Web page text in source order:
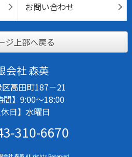
お問い合わせ
ジ上部へ戻る
会社 森英
高田町187－21
間】9:00～18:00
休日】水曜日
310-6670